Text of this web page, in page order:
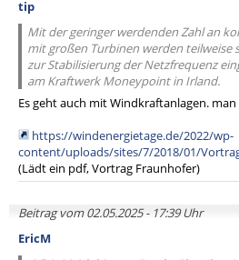
tip
Mit der geringer werdenden Zahl an
mit großen Turbinen werden teilweise
zur Stabilisierung der Netzfrequenz
am Kraftwerk Moneypoint in Irland.
Es geht auch mit Windkraftanlagen.
https://windenergietage.de/2022/wp-
content/uploads/sites/7/2018/01/
(Lädt ein pdf, Vortrag Fraunhofer)
Beitrag vom 02.05.2025 - 17:39 Uhr
EricM